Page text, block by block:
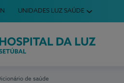
o seu idioma
Português
Language
UNIDADES LUZ SAÚDE
da Luz Setúbal
de saúde